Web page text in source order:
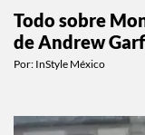
Todo sobre
de Andrew
Por: InStyle México